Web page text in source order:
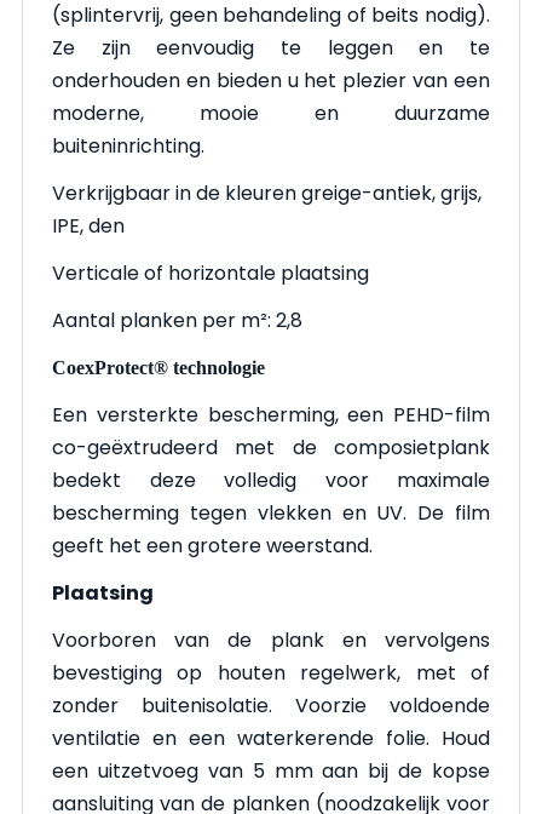
(splintervrij, geen behandeling of beits nodig).
Ze zijn eenvoudig te leggen en te
onderhouden en bieden u het plezier van een
moderne, mooie en duurzame
buiteninrichting.
Verkrijgbaar in de kleuren greige-antiek, grijs,
IPE, den
Verticale of horizontale plaatsing
Aantal planken per m²: 2,8
CoexProtect®️ technologie
Een versterkte bescherming, een PEHD-film
co-geëxtrudeerd met de composietplank
bedekt deze volledig voor maximale
bescherming tegen vlekken en UV. De film
geeft het een grotere weerstand.
Plaatsing
Voorboren van de plank en vervolgens
bevestiging op houten regelwerk, met of
zonder buitenisolatie. Voorzie voldoende
ventilatie en een waterkerende folie. Houd
een uitzetvoeg van 5 mm aan bij de kopse
aansluiting van de planken (noodzakelijk voor